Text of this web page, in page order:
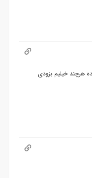
هرچند خیلیم بزودی